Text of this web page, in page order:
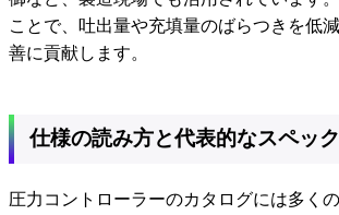
ことで、吐出量や充填量のばらつきを低
善に貢献します。
仕様の読み方と代表的なスペッ
圧力コントローラーのカタログには多く